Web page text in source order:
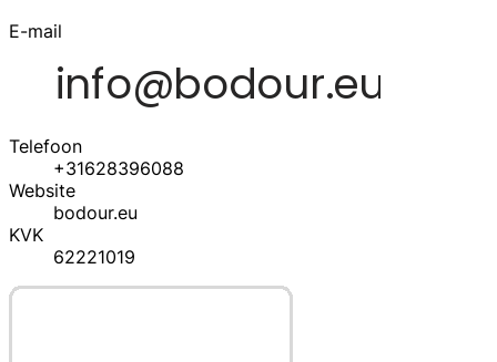
E-mail
Telefoon
+31628396088
Website
bodour.eu
KVK
62221019